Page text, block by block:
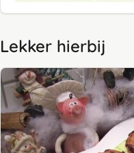
Lekker hierbij